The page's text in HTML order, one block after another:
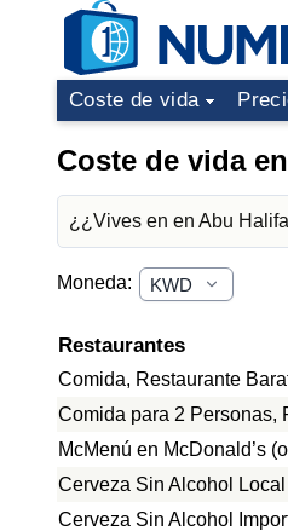
Coste de vida
Coste de vida
¿¿Vives en en Abu
Moneda:
Restaurantes
Comida, Restaurante
Comida para 2 Personas,
McMenú en McDonald’s
Cerveza Sin Alcohol
Cerveza Sin Alcohol